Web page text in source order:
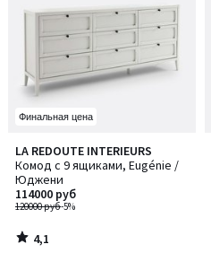
Финальная цена
LA REDOUTE INTERIEURS
Комод с 9 ящиками, Eugénie /
Юджени
120000 руб-5%
114000 руб
4,1
/ 5
4,1
/